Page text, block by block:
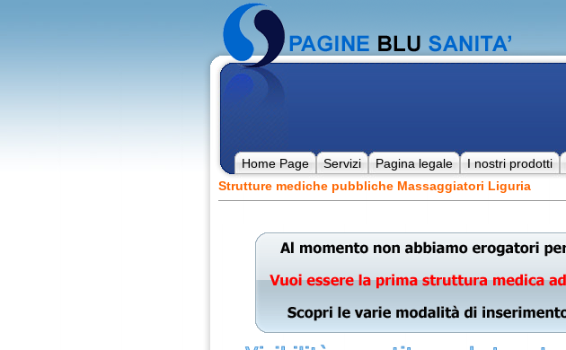
Home Page Servizi Pagina legale I nostri prodotti
Strutture mediche pubbliche Massaggiatori Liguria